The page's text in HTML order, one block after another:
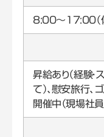
8:00～17:00（
昇給あり（経験・
て）、慰安旅行、
開催中（現場社員